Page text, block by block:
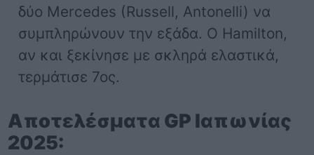
δύο Mercedes (Russell, Antonelli) να
συμπληρώνουν την εξάδα. Ο Hamilton,
αν και ξεκίνησε με σκληρά ελαστικά,
τερμάτισε 7ος.
Αποτελέσματα GP Ιαπωνίας
2025: